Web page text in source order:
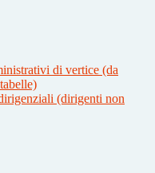
di vertice (da
(dirigenti non